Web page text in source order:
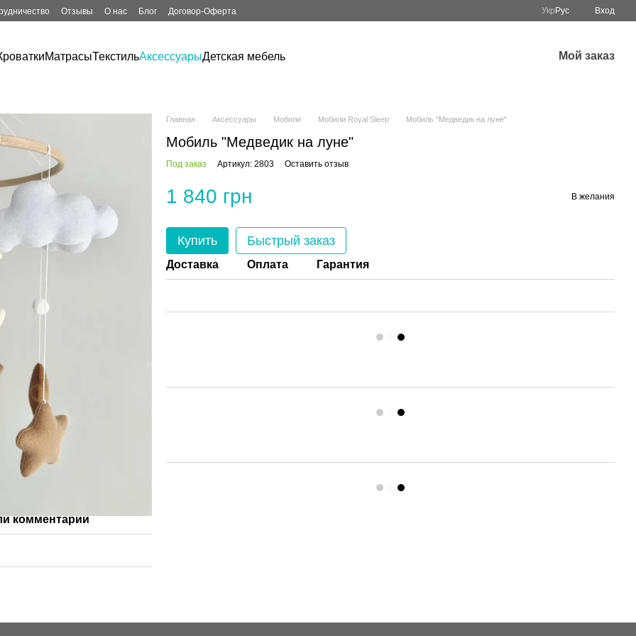
Отзывы О нас Блог Договор-Оферта Укр Рус Вход
МатрасыТекстильАксессуарыДетская мебель Мой заказ
комментарий
Главная Аксессуары Мобили Мобили Royal Sleep Мобиль "Медведик на луне"
Мобиль "Медведик на луне"
Под заказ Артикул: 2803 Оставить отзыв
1 840 грн В желания
Купить Быстрый заказ
Доставка Оплата Гарантия